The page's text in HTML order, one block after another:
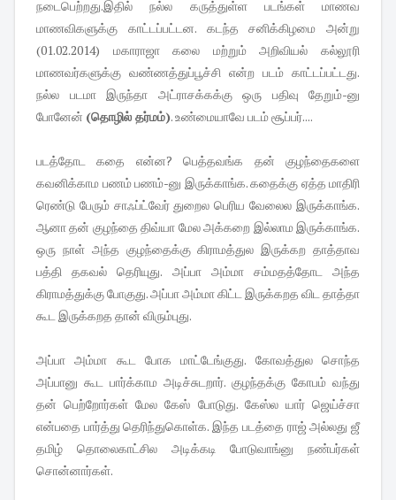
நடைபெற்றது.இதில் நல்ல கருத்துள்ள படங்கள் மாணவ
மாணவிகளுக்கு காட்டப்பட்டன. கடந்த சனிக்கிழமை அன்று
(01.02.2014) மகாராஜா கலை மற்றும் அறிவியல் கல்லூரி
மாணவர்களுக்கு வண்ணத்துப்பூச்சி என்ற படம் காட்டப்பட்டது.
நல்ல படமா இருந்தா அட்ராசக்கக்கு ஒரு பதிவு தேறும்-னு
போனேன் (தொழில் தர்மம்). உண்மையாவே படம் சூப்பர்....
படத்தோட கதை என்ன? பெத்தவங்க தன் குழந்தைகளை
கவனிக்காம பணம் பணம்-னு இருக்காங்க. கதைக்கு ஏத்த மாதிரி
ரெண்டு பேரும் சாஃப்ட்வேர் துறைல பெரிய வேலைல இருக்காங்க.
ஆனா தன் குழந்தை திவ்யா மேல அக்கறை இல்லாம இருக்காங்க.
ஒரு நாள் அந்த குழந்தைக்கு கிராமத்துல இருக்கற தாத்தாவ
பத்தி தகவல் தெரியுது. அப்பா அம்மா சம்மதத்தோட அந்த
கிராமத்துக்கு போகுது. அப்பா அம்மா கிட்ட இருக்கறத விட தாத்தா
கூட இருக்கறத தான் விரும்புது.
அப்பா அம்மா கூட போக மாட்டேங்குது. கோவத்துல சொந்த
அப்பானு கூட பார்க்காம அடிச்சுடறார். குழந்தக்கு கோபம் வந்து
தன் பெற்றோர்கள் மேல கேஸ் போடுது. கேஸ்ல யார் ஜெய்ச்சா
என்பதை பார்த்து தெரிந்துகொள்க. இந்த படத்தை ராஜ் அல்லது ஜீ
தமிழ் தொலைகாட்சில அடிக்கடி போடுவாங்னு நண்பர்கள்
சொன்னார்கள்.